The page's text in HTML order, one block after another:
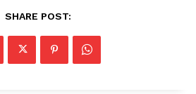
SHARE POST: